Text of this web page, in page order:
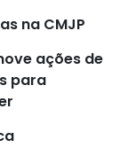
na CMJP
ações de
para